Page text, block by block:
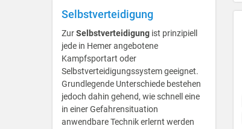
Selbstverteidigung
ZurSelbstverteidigung ist prinzipiell
jede in Hemer angebotene
Kampfsportart oder
Selbstverteidigungssystem geeignet.
Grundlegende Unterschiede bestehen
jedoch dahin gehend, wie schnell eine
in einer Gefahrensituation
anwendbare Technik erlernt werden